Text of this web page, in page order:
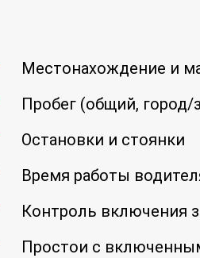
Местонахождение и
Пробег (общий, город/
Остановки и стоянки
Время работы
Контроль включения
Простои с